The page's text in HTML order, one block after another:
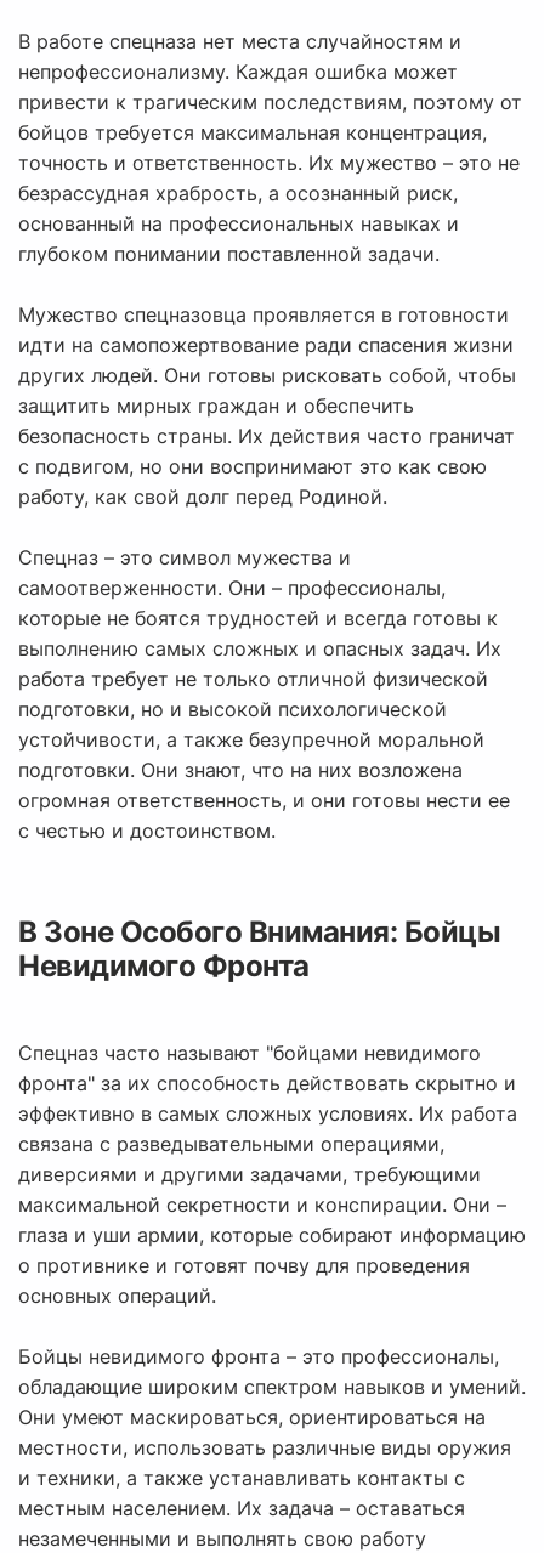
В работе спецназа нет места случайностям и
непрофессионализму. Каждая ошибка может
привести к трагическим последствиям, поэтому от
бойцов требуется максимальная концентрация,
точность и ответственность. Их мужество – это не
безрассудная храбрость, а осознанный риск,
основанный на профессиональных навыках и
глубоком понимании поставленной задачи.
Мужество спецназовца проявляется в готовности
идти на самопожертвование ради спасения жизни
других людей. Они готовы рисковать собой, чтобы
защитить мирных граждан и обеспечить
безопасность страны. Их действия часто граничат
с подвигом, но они воспринимают это как свою
работу, как свой долг перед Родиной.
Спецназ – это символ мужества и
самоотверженности. Они – профессионалы,
которые не боятся трудностей и всегда готовы к
выполнению самых сложных и опасных задач. Их
работа требует не только отличной физической
подготовки, но и высокой психологической
устойчивости, а также безупречной моральной
подготовки. Они знают, что на них возложена
огромная ответственность, и они готовы нести ее
с честью и достоинством.
В Зоне Особого Внимания: Бойцы
Невидимого Фронта
Спецназ часто называют "бойцами невидимого
фронта" за их способность действовать скрытно и
эффективно в самых сложных условиях. Их работа
связана с разведывательными операциями,
диверсиями и другими задачами, требующими
максимальной секретности и конспирации. Они –
глаза и уши армии, которые собирают информацию
о противнике и готовят почву для проведения
основных операций.
Бойцы невидимого фронта – это профессионалы,
обладающие широким спектром навыков и умений.
Они умеют маскироваться, ориентироваться на
местности, использовать различные виды оружия
и техники, а также устанавливать контакты с
местным населением. Их задача – оставаться
незамеченными и выполнять свою работу